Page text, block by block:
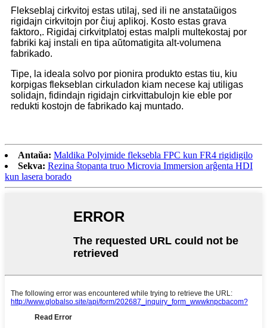
Flekseblaj cirkvitoj estas utilaj, sed ili ne anstataŭigos
rigidajn cirkvitojn por ĉiuj aplikoj. Kosto estas grava
faktoro,. Rigidaj cirkvitplatoj estas malpli multekostaj por
fabriki kaj instali en tipa aŭtomatigita alt-volumena
fabrikado.
Tipe, la ideala solvo por pionira produkto estas tiu, kiu
korpigas flekseblan cirkuladon kiam necese kaj utiligas
solidajn, fidindajn rigidajn cirkvittabulojn kie eble por
redukti kostojn de fabrikado kaj muntado.
Antaŭa: Maldika Polyimide fleksebla FPC kun FR4 rigidigilo
Sekva: Rezina ŝtopanta truo Microvia Immersion arĝenta HDI
kun lasera borado